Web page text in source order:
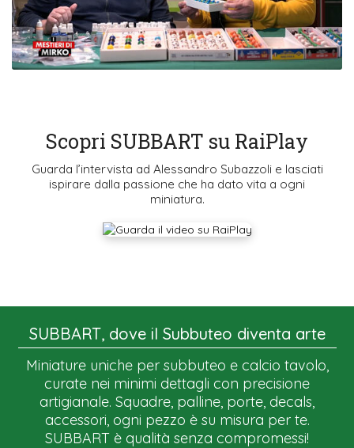
Scopri SUBBART su RaiPlay
Guarda l’intervista ad Alessandro Subazzoli e lasciati
ispirare dalla passione che ha dato vita a ogni
miniatura.
SUBBART, dove il Subbuteo diventa arte
Miniature uniche per subbuteo e calcio tavolo,
curate nei minimi dettagli con precisione
artigianale. Squadre, palline, porte, decals,
accessori, ogni pezzo è su misura per te.
SUBBART è qualità senza compromessi!